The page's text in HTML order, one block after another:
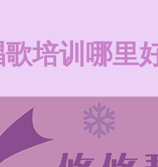
培训哪里